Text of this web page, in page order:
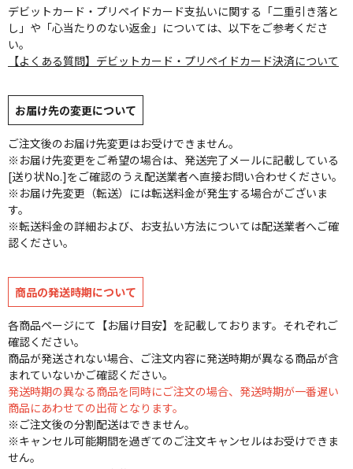
デビットカード・プリペイドカード支払いに関する「二重引き落と
し」や「心当たりのない返金」については、以下をご参考くださ
い。
【よくある質問】デビットカード・プリペイドカード決済について
お届け先の変更について
ご注文後のお届け先変更はお受けできません。
※お届け先変更をご希望の場合は、発送完了メールに記載している
[送り状No.]をご確認のうえ配送業者へ直接お問い合わせください。
※お届け先変更（転送）には転送料金が発生する場合がございま
す。
※転送料金の詳細および、お支払い方法については配送業者へご確
認ください。
商品の発送時期について
各商品ページにて【お届け目安】を記載しております。それぞれご
確認ください。
商品が発送されない場合、ご注文内容に発送時期が異なる商品が含
まれていないかご確認ください。
発送時期の異なる商品を同時にご注文の場合、発送時期が一番遅い
商品にあわせての出荷となります。
※ご注文後の分割配送はできません。
※キャンセル可能期間を過ぎてのご注文キャンセルはお受けできま
せん。